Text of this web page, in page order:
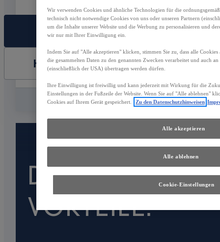
FAHRZEUG AUSWÄHLEN
HÄNDLER KONTAKTIEREN
Vergleichen Speichern
DAS SIND IHRE
VORTEILE:
Wir verwenden Cookies und ähnliche Technologien für die
technisch nicht notwendige Cookies von uns oder unseren Partnern
um die Inhalte unserer Website und die Werbung zu personalisieren und
wir nur mit Ihrer Einwilligung ein.
Indem Sie auf "Alle akzeptieren" klicken, stimmen Sie zu, dass alle
die gesammelten Daten zu den genannten Zwecken verarbeitet und auch
(einschließlich der USA) übertragen werden dürfen.
Ihre Einwilligung ist freiwillig und kann jederzeit mit Wirkung für die
Einstellungen in der Fußzeile der Website. Wenn Sie auf "Alle ablehnen"
Cookies auf Ihrem Gerät gespeichert.
Zu den Datenschutzhinweisen
Cookie-Einstellungen
Alle ablehnen
Alle akzeptieren